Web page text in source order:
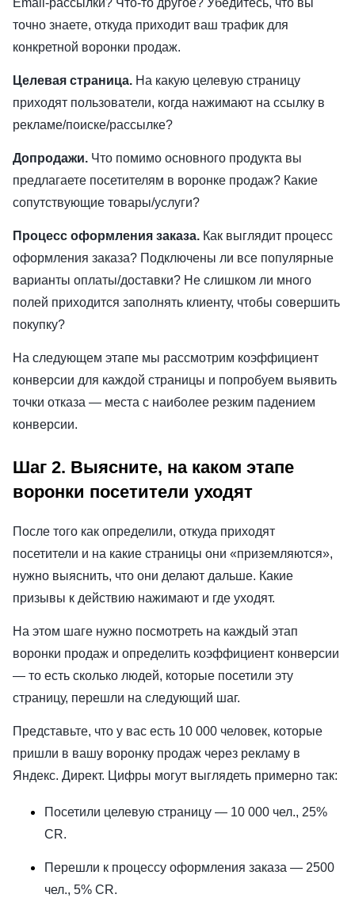
Email-рассылки? Что-то другое? Убедитесь, что вы
точно знаете, откуда приходит ваш трафик для
конкретной воронки продаж.
Целевая страница. На какую целевую страницу
приходят пользователи, когда нажимают на ссылку в
рекламе/поиске/рассылке?
Допродажи. Что помимо основного продукта вы
предлагаете посетителям в воронке продаж? Какие
сопутствующие товары/услуги?
Процесс оформления заказа. Как выглядит процесс
оформления заказа? Подключены ли все популярные
варианты оплаты/доставки? Не слишком ли много
полей приходится заполнять клиенту, чтобы совершить
покупку?
На следующем этапе мы рассмотрим коэффициент
конверсии для каждой страницы и попробуем выявить
точки отказа — места с наиболее резким падением
конверсии.
Шаг 2. Выясните, на каком этапе
воронки посетители уходят
После того как определили, откуда приходят
посетители и на какие страницы они «приземляются»,
нужно выяснить, что они делают дальше. Какие
призывы к действию нажимают и где уходят.
На этом шаге нужно посмотреть на каждый этап
воронки продаж и определить коэффициент конверсии
— то есть сколько людей, которые посетили эту
страницу, перешли на следующий шаг.
Представьте, что у вас есть 10 000 человек, которые
пришли в вашу воронку продаж через рекламу в
Яндекс. Директ. Цифры могут выглядеть примерно так:
Посетили целевую страницу — 10 000 чел., 25%
CR.
Перешли к процессу оформления заказа — 2500
чел., 5% CR.